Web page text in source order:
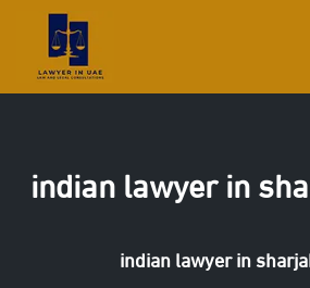
indian lawyer in
indian lawyer in